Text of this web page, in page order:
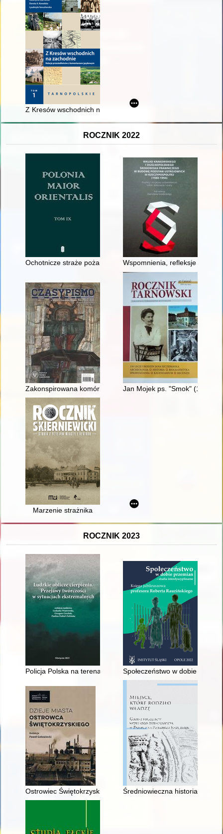
Z Kresów wschodnich na zachodnie : relacje przesiedleńców
ROCZNIK 2022
Ochotnicze straże pożarne powiatu konińskiego w latach
Wspomnienia, refleksje i
Zakonspirowana komórka wywiadu MSW w Katowicach
Jan Mojek ps. "Smok" (1912-
Marzenie strażnika
ROCZNIK 2023
Policja Polska na terenach okupowanych w okresie II wojny
Społeczeństwo w dobie
Ostrowiec Świętokrzyski w latach II wojny światowej
Średniowieczna historia